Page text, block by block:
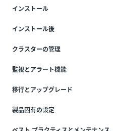
インストール
インストール後
クラスターの管理
監視とアラート機能
移行とアップグレード
製品固有の設定